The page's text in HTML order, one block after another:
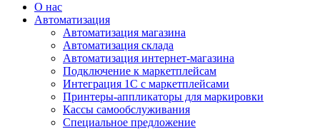
О нас
Автоматизация
Автоматизация магазина
Автоматизация склада
Автоматизация интернет-магазина
Подключение к маркетплейсам
Интеграция 1С с маркетплейсами
Принтеры-аппликаторы для маркировки
Кассы самообслуживания
Специальное предложение